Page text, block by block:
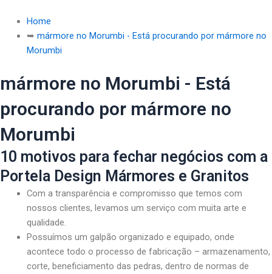
Home
➥ mármore no Morumbi - Está procurando por mármore no
Morumbi
mármore no Morumbi - Está
procurando por mármore no
Morumbi
10 motivos para fechar negócios com a
Portela Design Mármores e Granitos
Com a transparência e compromisso que temos com
nossos clientes, levamos um serviço com muita arte e
qualidade.
Possuímos um galpão organizado e equipado, onde
acontece todo o processo de fabricação – armazenamento,
corte, beneficiamento das pedras, dentro de normas de